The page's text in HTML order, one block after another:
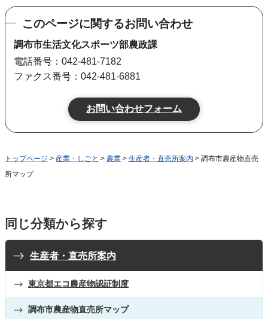
このページに関するお問い合わせ
調布市生活文化スポーツ部農政課
電話番号：042-481-7182
ファクス番号：042-481-6881
トップページ > 産業・しごと > 農業 > 生産者・直売所案内 > 調布市農産物直売
所マップ
同じ分類から探す
生産者・直売所案内
東京都エコ農産物認証制度
調布市農産物直売所マップ